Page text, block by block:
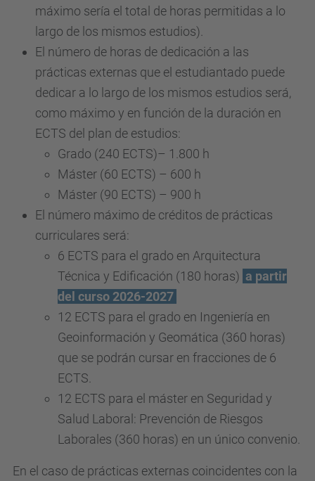
máximo sería el total de horas permitidas a lo
largo de los mismos estudios).
El número de horas de dedicación a las
prácticas externas que el estudiantado puede
dedicar a lo largo de los mismos estudios será,
como máximo y en función de la duración en
ECTS del plan de estudios:
Grado (240 ECTS)– 1.800 h
Máster (60 ECTS) – 600 h
Máster (90 ECTS) – 900 h
El número máximo de créditos de prácticas
curriculares será:
6 ECTS para el grado en Arquitectura
Técnica y Edificación (180 horas) a partir
del curso 2026-2027
12 ECTS para el grado en Ingeniería en
Geoinformación y Geomática (360 horas)
que se podrán cursar en fracciones de 6
ECTS.
12 ECTS para el máster en Seguridad y
Salud Laboral: Prevención de Riesgos
Laborales (360 horas) en un único convenio.
En el caso de prácticas externas coincidentes con la